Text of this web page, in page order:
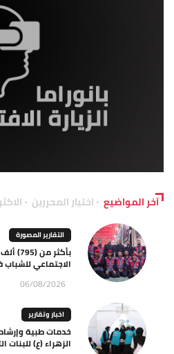
آخر المواضيع اختيار المحررين
التقارير المصورة
بأكثر
الاجتماعي
06/08/2026
اخبار وتقارير
خدمات طبية
الزهراء (ع) للبنات